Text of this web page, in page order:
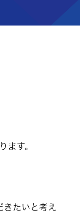
ます。
たいと考え